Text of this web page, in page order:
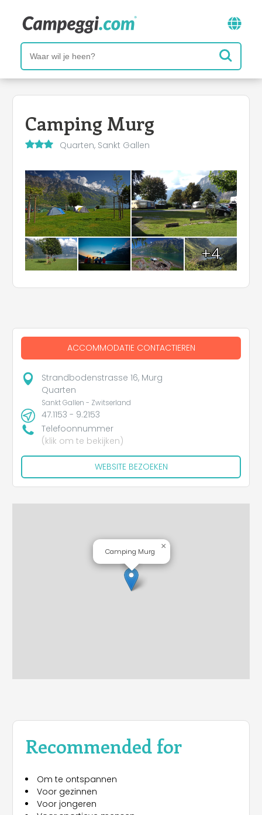
Camping Murg
Quarten, Sankt Gallen
+4
Recommended for
Om te ontspannen
Voor gezinnen
Voor jongeren
ACCOMMODATIE CONTACTIEREN
Strandbodenstrasse 16, Murg
Quarten
Sankt Gallen - Zwitserland
47.1153 - 9.2153
Telefoonnummer
(klik om te bekijken)
WEBSITE BEZOEKEN
Camping Murg
×